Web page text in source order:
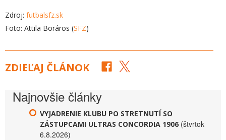
Zdroj: futbalsfz.sk
Foto: Attila Boráros (SFZ)
ZDIEĽAJ ČLÁNOK
Najnovšie články
VYJADRENIE KLUBU PO STRETNUTÍ SO
ZÁSTUPCAMI ULTRAS CONCORDIA 1906 (štvrtok
6.8.2026)